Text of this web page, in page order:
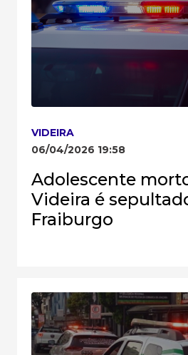
VIDEIRA
06/04/2026 19:58
Adolescente
Videira é
Fraiburgo